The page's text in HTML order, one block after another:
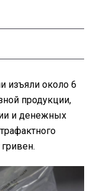
изъяли около 6
продукции,
и денежных